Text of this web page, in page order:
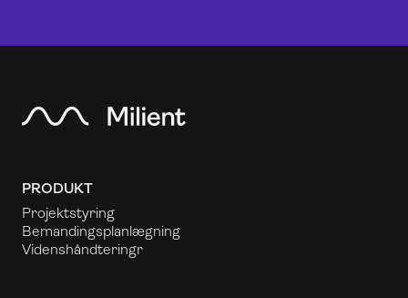
PRODUKT
Projektstyring
Bemandingsplanlægning
Videnshåndteringr